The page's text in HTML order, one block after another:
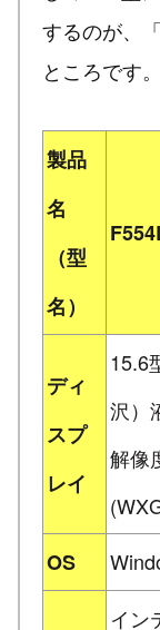
するのが、
ところです。
製品
名
（型
名）
ディ
スプ
レイ
15.6
沢）
解像
OS
イン